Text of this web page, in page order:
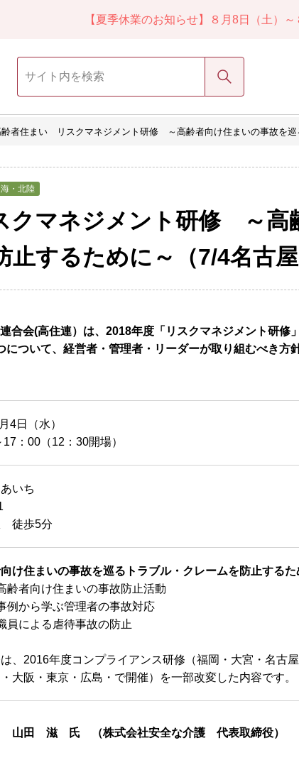
【夏季休業のお知らせ】８月8日（土）～
検索
者住まい リスクマネジメント研修 ～高齢者向け住まいの事故を巡
・北陸
マネジメント研修 ～高
するために～（7/4名古屋
合会(高住連）は、2018年度「リスクマネジメント研
について、経営者・管理者・リーダーが取り組むべき方
4日（水）
：00（12：30開場）
いち
徒歩5分
向け住まいの事故を巡るトラブル・クレームを防止するた
者向け住まいの事故防止活動
例から学ぶ管理者の事故対応
による虐待事故の防止
、2016年度コンプライアンス研修（福岡・大宮・名古
大阪・東京・広島・で開催）を一部改変した内容です。
山田 滋 氏 （株式会社安全な介護 代表取締役）